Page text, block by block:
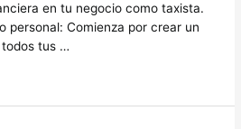
en tu negocio como taxista.
personal: Comienza por crear un
todos tus …